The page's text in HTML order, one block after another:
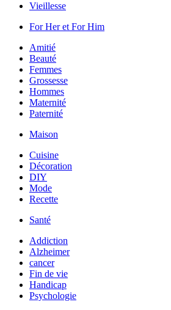
Vieillesse
For Her et For Him
Amitié
Beauté
Femmes
Grossesse
Hommes
Maternité
Paternité
Maison
Cuisine
Décoration
DIY
Mode
Recette
Santé
Addiction
Alzheimer
cancer
Fin de vie
Handicap
Psychologie